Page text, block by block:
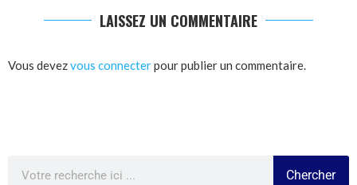
LAISSEZ UN COMMENTAIRE
Vous devezvous connecterpour publier un commentaire.
Chercher